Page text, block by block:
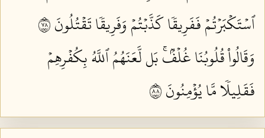
ٱسۡتَكۡبَرۡتُمۡ فَفَرِيقٗا كَذَّبۡتُمۡ وَفَرِيقٗا تَقۡتُلُونَ ٨٧
وَقَالُواْ قُلُوبُنَا غُلۡفُۢۚ بَل لَّعَنَهُمُ ٱللَّهُ بِكُفۡرِهِمۡ
فَقَلِيلٗا مَّا يُؤۡمِنُونَ ٨٨